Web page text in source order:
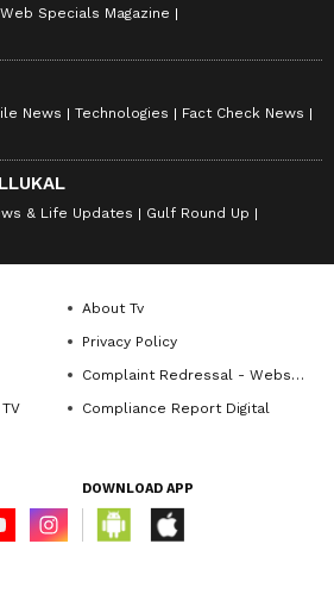
Web Specials Magazine
News Technologies
Fact Check News
& Life Updates
Gulf Round Up
About Tv
Privacy Policy
Complaint Redressal - Website
Compliance Report Digital
DOWNLOAD APP